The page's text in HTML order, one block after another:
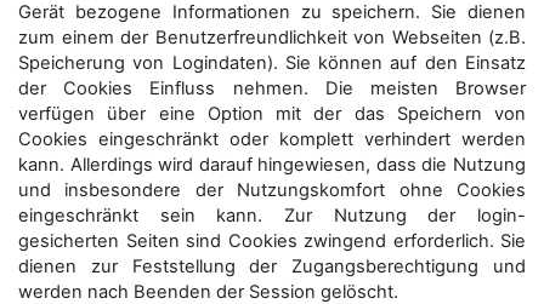
Gerät bezogene Informationen zu speichern. Sie dienen
zum einem der Benutzerfreundlichkeit von Webseiten (z.B.
Speicherung von Logindaten). Sie können auf den Einsatz
der Cookies Einfluss nehmen. Die meisten Browser
verfügen über eine Option mit der das Speichern von
Cookies eingeschränkt oder komplett verhindert werden
kann. Allerdings wird darauf hingewiesen, dass die Nutzung
und insbesondere der Nutzungskomfort ohne Cookies
eingeschränkt sein kann. Zur Nutzung der login-
gesicherten Seiten sind Cookies zwingend erforderlich. Sie
dienen zur Feststellung der Zugangs­berechtigung und
werden nach Beenden der Session gelöscht.